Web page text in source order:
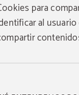
para
al